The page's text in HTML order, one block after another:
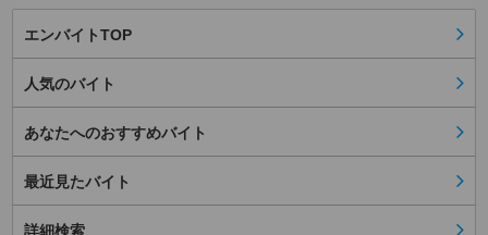
エンバイトTOP
人気のバイト
あなたへのおすすめバイト
最近見たバイト
詳細検索